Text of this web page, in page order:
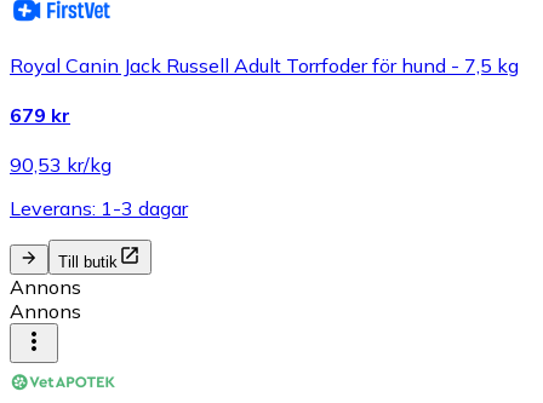
Royal Canin Jack Russell Adult Torrfoder för hund - 7,5 kg
679 kr
90,53 kr/kg
Leverans: 1-3 dagar
Till butik
Annons
Annons